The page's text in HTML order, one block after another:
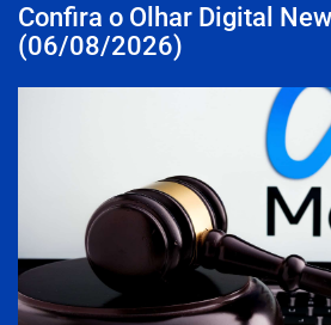
Confira o Olhar Digital
(06/08/2026)